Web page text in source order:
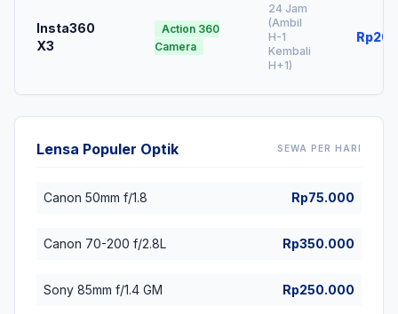
Insta360
X3
Action 360
Camera
24 Jam
(Ambil
H-1
Kembali
H+1)
Lensa Populer Optik SEWA PER HARI
Canon 50mm f/1.8 Rp75.000
Canon 70-200 f/2.8L Rp350.000
Sony 85mm f/1.4 GM Rp250.000